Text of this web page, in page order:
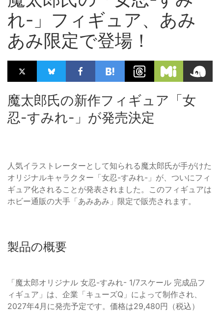
れ-」フィギュア、あみ
あみ限定で登場！
魔太郎氏の新作フィギュア「女
忍-すみれ-」が発売決定
人気イラストレーターとして知られる魔太郎氏が手がけた
オリジナルキャラクター「女忍-すみれ-」が、ついにフィ
ギュア化されることが発表されました。このフィギュアは
ホビー通販の大手「あみあみ」限定で販売されます。
製品の概要
「魔太郎オリジナル 女忍-すみれ- 1/7スケール 完成品フ
ィギュア」は、企業「キューズQ」によって制作され、
2027年4月に発売予定です。価格は29,480円（税込）